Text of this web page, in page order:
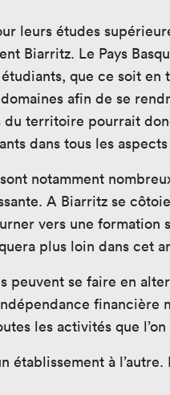
leurs études
Biarritz. Le Pays
que ce soit en
afin de se
territoire pourrait
dans tous les
notamment
A Biarritz se
vers une formation
plus loin dans cet
se faire en
financière
les activités que
à